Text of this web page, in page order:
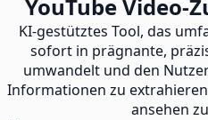
YouTube Video-
KI-gestütztes Tool, das
sofort in prägnante,
umwandelt und den
Informationen zu
ansehen